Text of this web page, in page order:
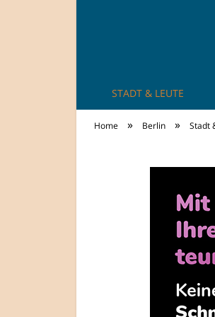
TheCity:
STADT & LEUTE
Home » Berlin » Stadt